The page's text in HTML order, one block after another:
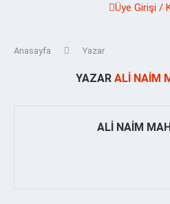
Üye Girişi /
Anasayfa Yazar
YAZAR ALI NAIM
ALI NAIM